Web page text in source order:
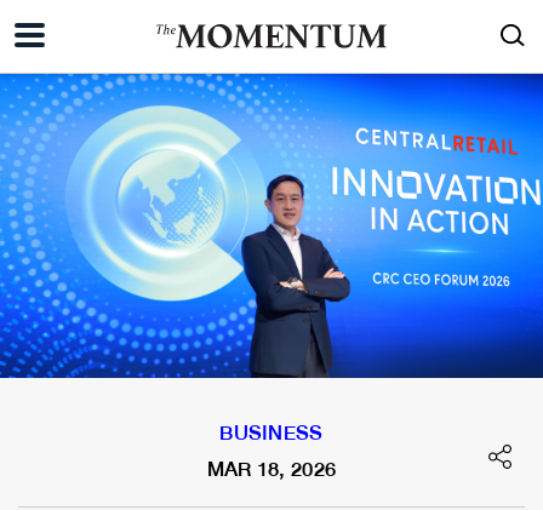
BUSINESS
MAR 18, 2026